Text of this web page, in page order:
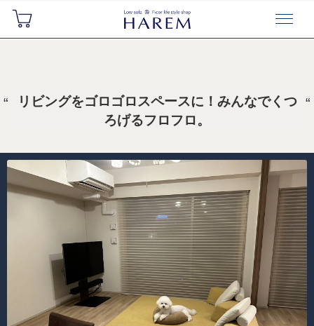
リビングをゴロゴロスペースに！みんなでくつ
ろげるフロフロ。